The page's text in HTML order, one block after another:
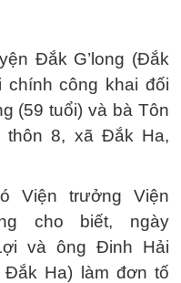
Đắk G’long (Đắk
chính công khai đối
(59 tuổi) và bà Tôn
thôn 8, xã Đắk Ha,
Viện trưởng Viện
cho biết, ngày
và ông Đinh Hải
Ha) làm đơn tố